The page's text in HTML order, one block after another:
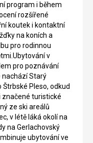
program i během
rozšířené
koutek i kontaktní
na koních a
pro rodinnou
v
pro poznávání
nachází Starý
Pleso, odkud
značené turistické
ze ski areálů
v létě láká okolí na
na Gerlachovský
ubytování ve